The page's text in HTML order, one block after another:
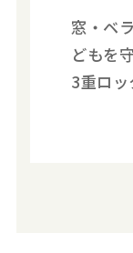
窓・ベ
どもを
3重ロッ